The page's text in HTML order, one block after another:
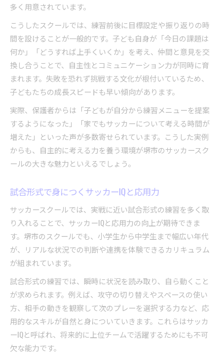
多く用意されています。
こうしたスクールでは、練習前後に目標設定や振り返りの時
間を設けることが一般的です。子ども自身が「今日の課題は
何か」「どうすれば上手くいくか」を考え、仲間と意見を交
換し合うことで、自主性とコミュニケーション力が同時に育
まれます。失敗を恐れず挑戦する文化が根付いているため、
子どもたちの成長スピードも早い傾向があります。
実際、保護者からは「子どもが自分から練習メニューを提案
するようになった」「家でもサッカーについて考える時間が
増えた」といった声が多数寄せられています。こうした実例
からも、自主的に考える力を養う環境が堺市のサッカースク
ールの大きな魅力といえるでしょう。
試合形式で身につくサッカーIQと応用力
サッカースクールでは、実戦に近い試合形式の練習を多く取
り入れることで、サッカーIQと応用力の向上が期待できま
す。堺市のスクールでも、小学生から中学生まで幅広い年代
が、リアルな状況での判断や連携を体験できるカリキュラム
が組まれています。
試合形式の練習では、瞬時に状況を読み取り、自ら動くこと
が求められます。例えば、攻守の切り替えやスペースの使い
方、相手の動きを観察して次のプレーを選択する力など、応
用的なスキルが自然と身についていきます。これらはサッカ
ーIQと呼ばれ、将来的に上位チームで活躍するためにも不可
欠な能力です。